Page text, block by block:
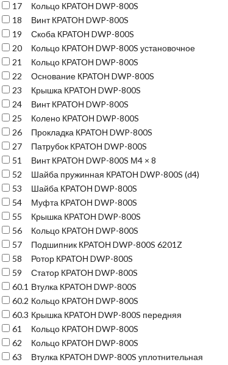
17
Кольцо КРАТОН DWP-800S
18
Винт КРАТОН DWP-800S
19
Скоба КРАТОН DWP-800S
20
Кольцо КРАТОН DWP-800S установочное
21
Кольцо КРАТОН DWP-800S
22
Основание КРАТОН DWP-800S
23
Крышка КРАТОН DWP-800S
24
Винт КРАТОН DWP-800S
25
Колено КРАТОН DWP-800S
26
Прокладка КРАТОН DWP-800S
27
Патрубок КРАТОН DWP-800S
51
Винт КРАТОН DWP-800S М4 × 8
52
Шайба пружинная КРАТОН DWP-800S (d4)
53
Шайба КРАТОН DWP-800S
54
Муфта КРАТОН DWP-800S
55
Крышка КРАТОН DWP-800S
56
Кольцо КРАТОН DWP-800S
57
Подшипник КРАТОН DWP-800S 6201Z
58
Ротор КРАТОН DWP-800S
59
Статор КРАТОН DWP-800S
60.1 Втулка КРАТОН DWP-800S
60.2 Кольцо КРАТОН DWP-800S
60.3 Крышка КРАТОН DWP-800S передняя
61
Кольцо КРАТОН DWP-800S
62
Кольцо КРАТОН DWP-800S
63
Втулка КРАТОН DWP-800S уплотнительная